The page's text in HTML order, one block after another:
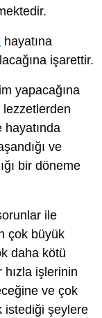
hayatına
işarettir.
yapacağına
lezzetlerden
hayatında
ve
bir döneme
ile
çok büyük
daha kötü
işlerinin
ve çok
istediği şeylere